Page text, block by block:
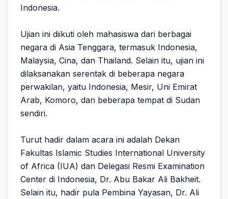
Indonesia.
Ujian ini diikuti oleh mahasiswa dari berbagai
negara di Asia Tenggara, termasuk Indonesia,
Malaysia, Cina, dan Thailand. Selain itu, ujian ini
dilaksanakan serentak di beberapa negara
perwakilan, yaitu Indonesia, Mesir, Uni Emirat
Arab, Komoro, dan beberapa tempat di Sudan
sendiri.
Turut hadir dalam acara ini adalah Dekan
Fakultas Islamic Studies International University
of Africa (IUA) dan Delegasi Resmi Examination
Center di Indonesia, Dr. Abu Bakar Ali Bakheit.
Selain itu, hadir pula Pembina Yayasan, Dr. Ali